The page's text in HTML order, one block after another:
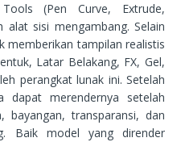
(Pen Curve, Extrude,
sisi mengambang. Selain
memberikan tampilan realistis
Latar Belakang, FX, Gel,
perangkat lunak ini. Setelah
merendernya setelah
bayangan, transparansi, dan
Baik model yang dirender